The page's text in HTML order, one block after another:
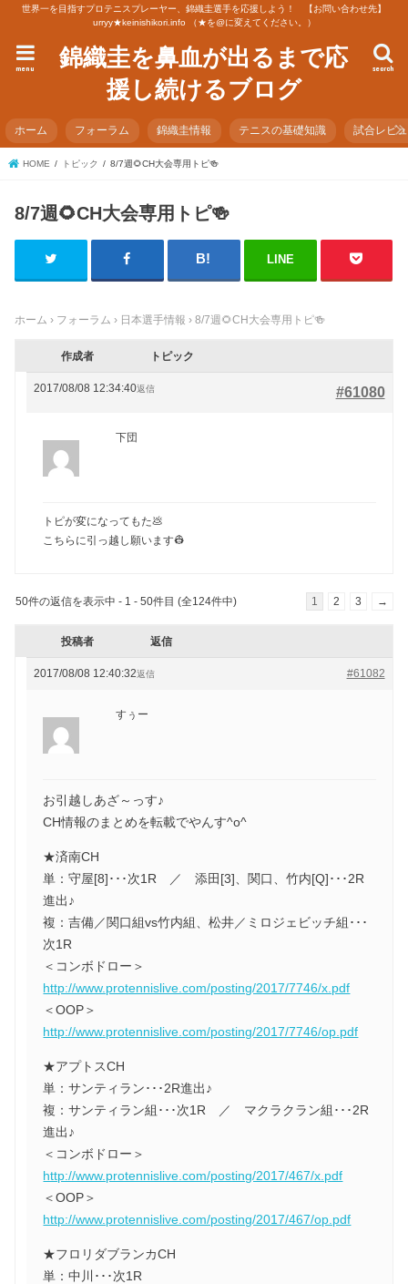
世界一を目指すプロテニスプレーヤー、錦織圭選手を応援しよう！ 【お問い合わせ先】
urryy★keinishikori.info （★を@に変えてください。）
錦織圭を鼻血が出るまで応
援し続けるブログ
search
menu
ホーム フォーラム 錦織圭情報 テニスの基礎知識 試合レビ
HOME トピック 8/7週🌻CH大会専用トピ🍻
8/7週🌻CH大会専用トピ🍻
LINE
ホーム › フォーラム › 日本選手情報 › 8/7週🌻CH大会専用トピ🍻
作成者 トピック
2017/08/08 12:34:40 #61080
返信
下団
トピが変になってもた💩
こちらに引っ越し願います👷
50件の返信を表示中 - 1 - 50件目 (全124件中) 1 2 3 →
投稿者 返信
2017/08/08 12:40:32 #61082
返信
すぅー
お引越しあざ～っす♪
CH情報のまとめを転載でやんす^o^
★済南CH
単：守屋[8]･･･次1R ／ 添田[3]、関口、竹内[Q]･･･2R
進出♪
複：吉備／関口組vs竹内組、松井／ミロジェビッチ組･･･
次1R
＜コンボドロー＞
http://www.protennislive.com/posting/2017/7746/x.pdf
＜OOP＞
http://www.protennislive.com/posting/2017/7746/op.pdf
★アプトスCH
単：サンティラン･･･2R進出♪
複：サンティラン組･･･次1R ／ マクラクラン組･･･2R
進出♪
＜コンボドロー＞
http://www.protennislive.com/posting/2017/467/x.pdf
＜OOP＞
http://www.protennislive.com/posting/2017/467/op.pdf
★フロリダブランカCH
単：中川･･･次1R